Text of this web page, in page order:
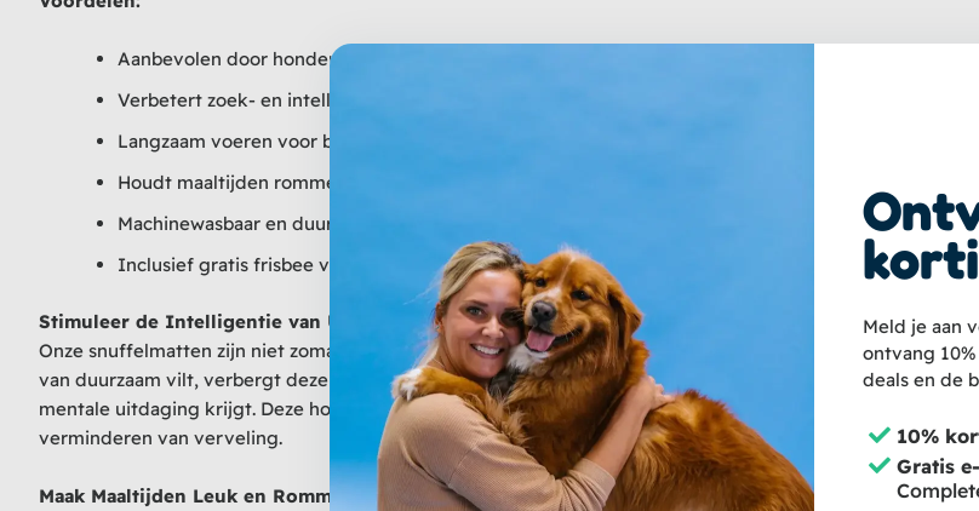
Aanbevolen door hondentrainers
Verbetert zoek- en intelligentievaardigheden
Langzaam voeren voor betere spijsvertering
Houdt maaltijden rommelvrij dankzij antislipontwerp
Machinewasbaar en duurzaam
Inclusief gratis frisbee voor extra speelplezier
Stimuleer de Intelligentie van Uw Hond
Onze snuffelmatten zijn niet zomaar een speeltje; ze zijn een essentieel hulpmiddel voor honden
van duurzaam vilt, verbergt deze snuffelmat voedsel effectief, waardoor uw hond zijn zoekvaardigheden
mentale uitdaging krijgt. Deze hondenpuzzel is perfect als slowfeeder hond, wat helpt bij een gezonde
verminderen van verveling.
Maak Maaltijden Leuk en Rommelvrij
Meld je aan
ontvang
deals en de
10%
Gratis